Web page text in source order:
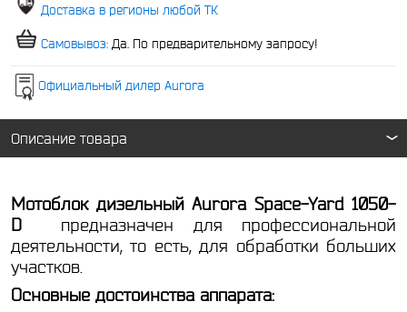
Доставка в регионы любой ТК
Самовывоз: Да. По предварительному запросу!
Официальный дилер Aurora
Описание товара
Мотоблок дизельный Aurora Space-Yard 1050-
D предназначен для профессиональной
деятельности, то есть, для обработки больших
участков.
Основные достоинства аппарата: